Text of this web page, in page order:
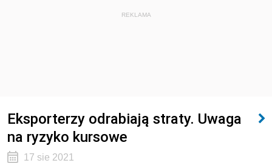
REKLAMA
Eksporterzy odrabiają straty. Uwaga
na ryzyko kursowe
17 sie 2021